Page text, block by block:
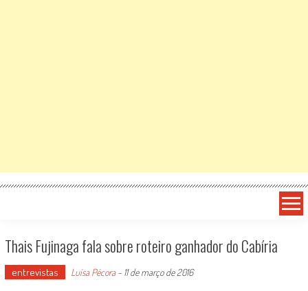
Thais Fujinaga fala sobre roteiro ganhador do Cabíria
entrevistas Luísa Pécora- 11 de março de 2016